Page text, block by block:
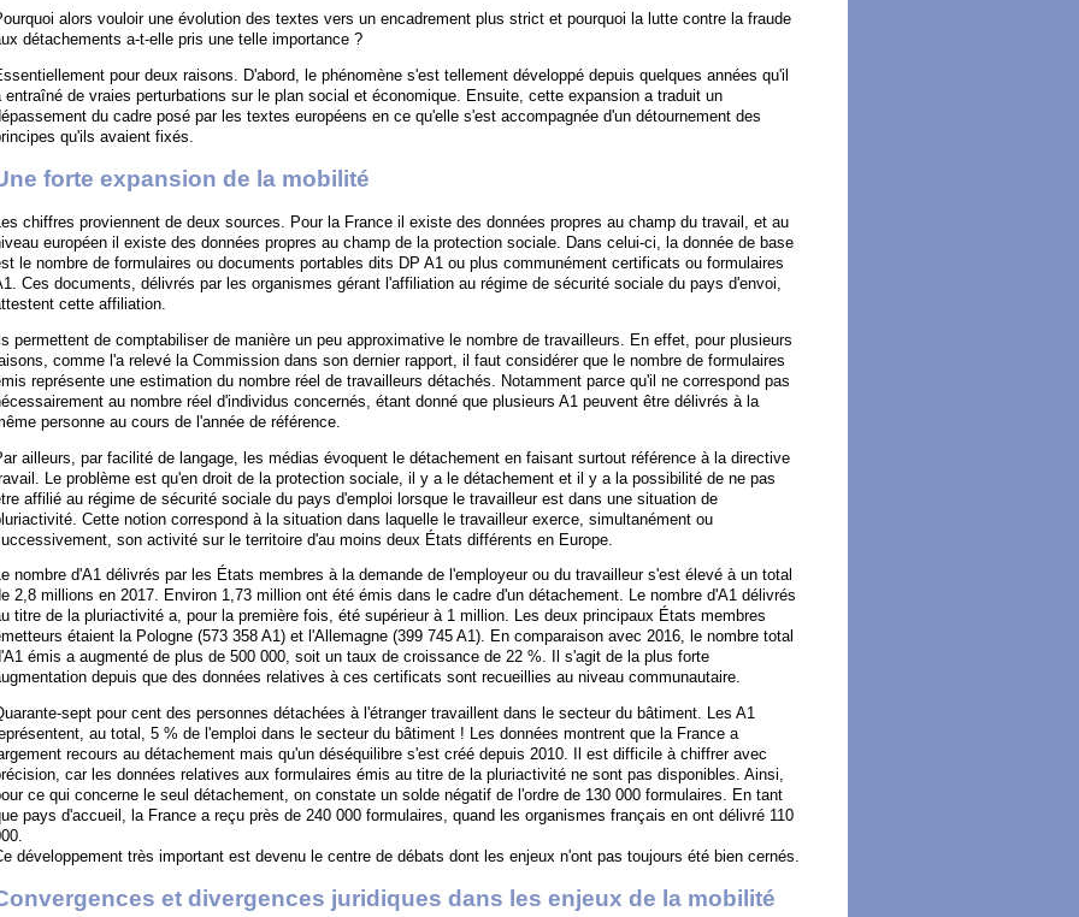
alors vouloir une évolution des textes vers un encadrement plus strict et pourquoi la lutte contre la fraude
détachements a-t-elle pris une telle importance ?
pour deux raisons. D'abord, le phénomène s'est tellement développé depuis quelques années qu'il
entraîné de vraies perturbations sur le plan social et économique. Ensuite, cette expansion a traduit un
du cadre posé par les textes européens en ce qu'elle s'est accompagnée d'un détournement des
qu'ils avaient fixés.
forte expansion de la mobilité
Les chiffres proviennent de deux sources. Pour la France il existe des données propres au champ du travail, et au
européen il existe des données propres au champ de la protection sociale. Dans celui-ci, la donnée de base
le nombre de formulaires ou documents portables dits DP A1 ou plus communément certificats ou formulaires
Ces documents, délivrés par les organismes gérant l'affiliation au régime de sécurité sociale du pays d'envoi,
cette affiliation.
permettent de comptabiliser de manière un peu approximative le nombre de travailleurs. En effet, pour plusieurs
comme l'a relevé la Commission dans son dernier rapport, il faut considérer que le nombre de formulaires
représente une estimation du nombre réel de travailleurs détachés. Notamment parce qu'il ne correspond pas
au nombre réel d'individus concernés, étant donné que plusieurs A1 peuvent être délivrés à la
personne au cours de l'année de référence.
ailleurs, par facilité de langage, les médias évoquent le détachement en faisant surtout référence à la directive
Le problème est qu'en droit de la protection sociale, il y a le détachement et il y a la possibilité de ne pas
affilié au régime de sécurité sociale du pays d'emploi lorsque le travailleur est dans une situation de
Cette notion correspond à la situation dans laquelle le travailleur exerce, simultanément ou
son activité sur le territoire d'au moins deux États différents en Europe.
nombre d'A1 délivrés par les États membres à la demande de l'employeur ou du travailleur s'est élevé à un total
2,8 millions en 2017. Environ 1,73 million ont été émis dans le cadre d'un détachement. Le nombre d'A1 délivrés
titre de la pluriactivité a, pour la première fois, été supérieur à 1 million. Les deux principaux États membres
étaient la Pologne (573 358 A1) et l'Allemagne (399 745 A1). En comparaison avec 2016, le nombre total
émis a augmenté de plus de 500 000, soit un taux de croissance de 22 %. Il s'agit de la plus forte
depuis que des données relatives à ces certificats sont recueillies au niveau communautaire.
sept pour cent des personnes détachées à l'étranger travaillent dans le secteur du bâtiment. Les A1
au total, 5 % de l'emploi dans le secteur du bâtiment ! Les données montrent que la France a
recours au détachement mais qu'un déséquilibre s'est créé depuis 2010. Il est difficile à chiffrer avec
car les données relatives aux formulaires émis au titre de la pluriactivité ne sont pas disponibles. Ainsi,
ce qui concerne le seul détachement, on constate un solde négatif de l'ordre de 130 000 formulaires. En tant
pays d'accueil, la France a reçu près de 240 000 formulaires, quand les organismes français en ont délivré 110
développement très important est devenu le centre de débats dont les enjeux n'ont pas toujours été bien cernés.
et divergences juridiques dans les enjeux de la mobilité